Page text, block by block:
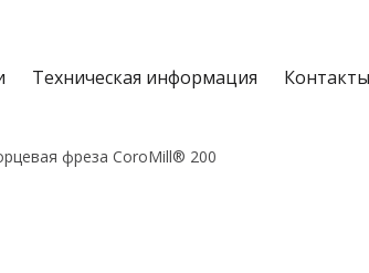
Техническая информация Контакты
фреза CoroMill® 200